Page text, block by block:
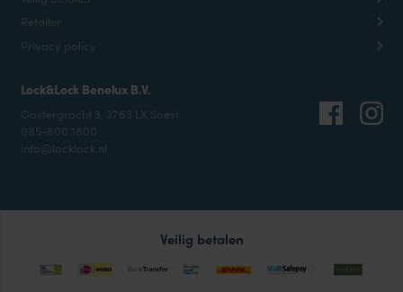
Retailer
Privacy policy
Lock&Lock Benelux B.V.
Oostergracht 3, 3763 LX Soest
085-800 1800
info@locklock.nl
Veilig betalen